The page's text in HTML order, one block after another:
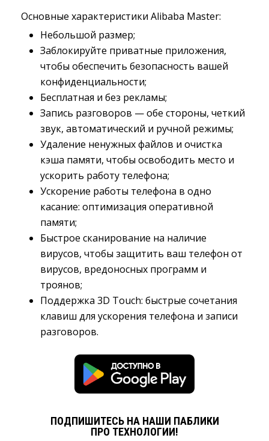
Основные характеристики Alibaba Master:
Небольшой размер;
Заблокируйте приватные приложения,
чтобы обеспечить безопасность вашей
конфиденциальности;
Бесплатная и без рекламы;
Запись разговоров — обе стороны, четкий
звук, автоматический и ручной режимы;
Удаление ненужных файлов и очистка
кэша памяти, чтобы освободить место и
ускорить работу телефона;
Ускорение работы телефона в одно
касание: оптимизация оперативной
памяти;
Быстрое сканирование на наличие
вирусов, чтобы защитить ваш телефон от
вирусов, вредоносных программ и
троянов;
Поддержка 3D Touch: быстрые сочетания
клавиш для ускорения телефона и записи
разговоров.
ПОДПИШИТЕСЬ НА НАШИ ПАБЛИКИ
ПРО ТЕХНОЛОГИИ!